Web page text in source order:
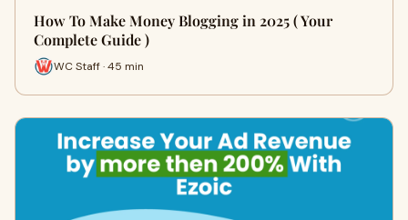
How To Make Money Blogging in 2025 ( Your
Complete Guide )
WC Staff · 45 min